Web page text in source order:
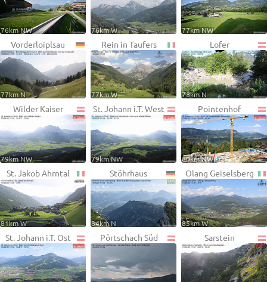
76km NW 76km W 77km NW
Vorderloiplsau
77km N
Rein in Taufers
77km W
Lofer
78km N
Wilder Kaiser
79km NW
St. Johann i.T. West
79km NW
Pointenhof
80km NW
St. Jakob Ahrntal
81km W
Stöhrhaus
84km N
Olang Geiselsberg
85km W
St. Johann i.T. Ost Pörtschach Süd Sarstein